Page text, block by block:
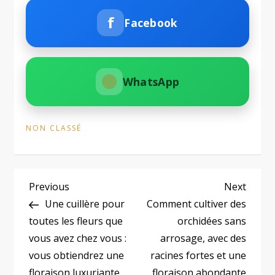
f Facebook
WhatsApp
NON CLASSÉ
N
a
v
Previous
Post
Previous
Une cuillère pour
toutes les fleurs que
vous avez chez vous :
vous obtiendrez une
Next
Post
Next
Comment cultiver des
orchidées sans
arrosage, avec des
racines fortes et une